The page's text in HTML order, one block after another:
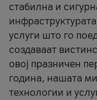
стабилна и
услуги што го
создаваат
овој празничен
година, нашата
технологии и